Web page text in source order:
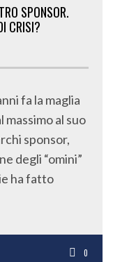
SPONSOR.
CRISI?
fa la maglia
massimo al suo
sponsor,
degli “omini”
ha fatto
0